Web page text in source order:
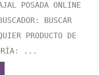
POSADA ONLINE
BUSCAR
PRODUCTO DE
...